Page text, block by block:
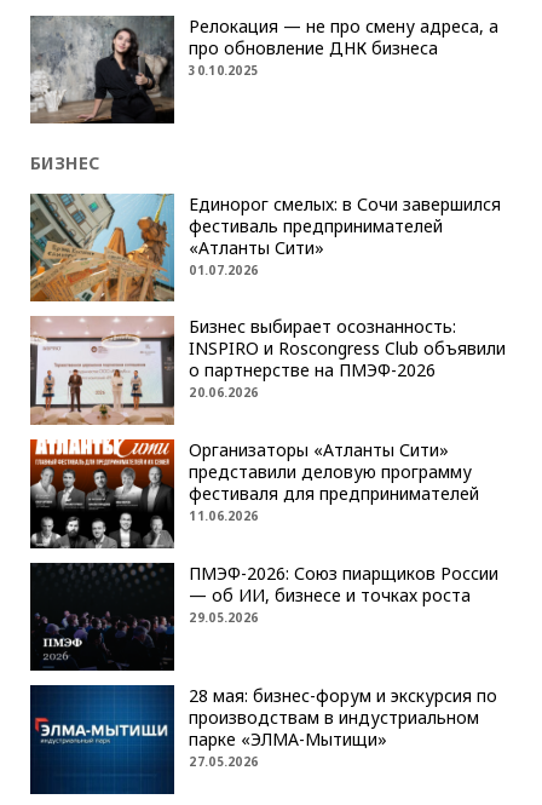
Релокация — не про смену адреса, а
про обновление ДНК бизнеса
30.10.2025
БИЗНЕС
Единорог смелых: в Сочи завершился
фестиваль предпринимателей
«Атланты Сити»
01.07.2026
Бизнес выбирает осознанность:
INSPIRO и Roscongress Club объявили
о партнерстве на ПМЭФ-2026
20.06.2026
Организаторы «Атланты Сити»
представили деловую программу
фестиваля для предпринимателей
11.06.2026
ПМЭФ-2026: Союз пиарщиков России
— об ИИ, бизнесе и точках роста
29.05.2026
28 мая: бизнес-форум и экскурсия по
производствам в индустриальном
парке «ЭЛМА-Мытищи»
27.05.2026